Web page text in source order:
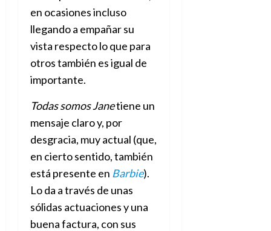
en ocasiones incluso
llegando a empañar su
vista respecto lo que para
otros también es igual de
importante.
Todas somos Janetiene un
mensaje claro y, por
desgracia, muy actual (que,
en cierto sentido, también
está presente en Barbie).
Lo da a través de unas
sólidas actuaciones y una
buena factura, con sus